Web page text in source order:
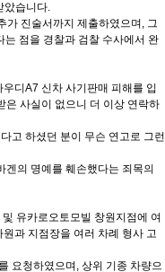
았습니다.
가 진술서까지 제출하였으며, 그
점을 경찰과 검찰 수사에서 완
디A7 신차 사기판매 피해를 입
은 사실이 없으니 더 이상 연락하
고 하셨던 분이 무슨 연고로 그런
의 명예를 훼손했다는 죄목의
유카로오토모빌 창원지점에 여
과 지점장을 여러 차례 형사 고
요청하였으며, 상위 기종 차량으